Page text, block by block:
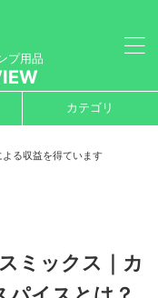
プ用品
カテゴリ
る収益を得ています
ミックス｜カ